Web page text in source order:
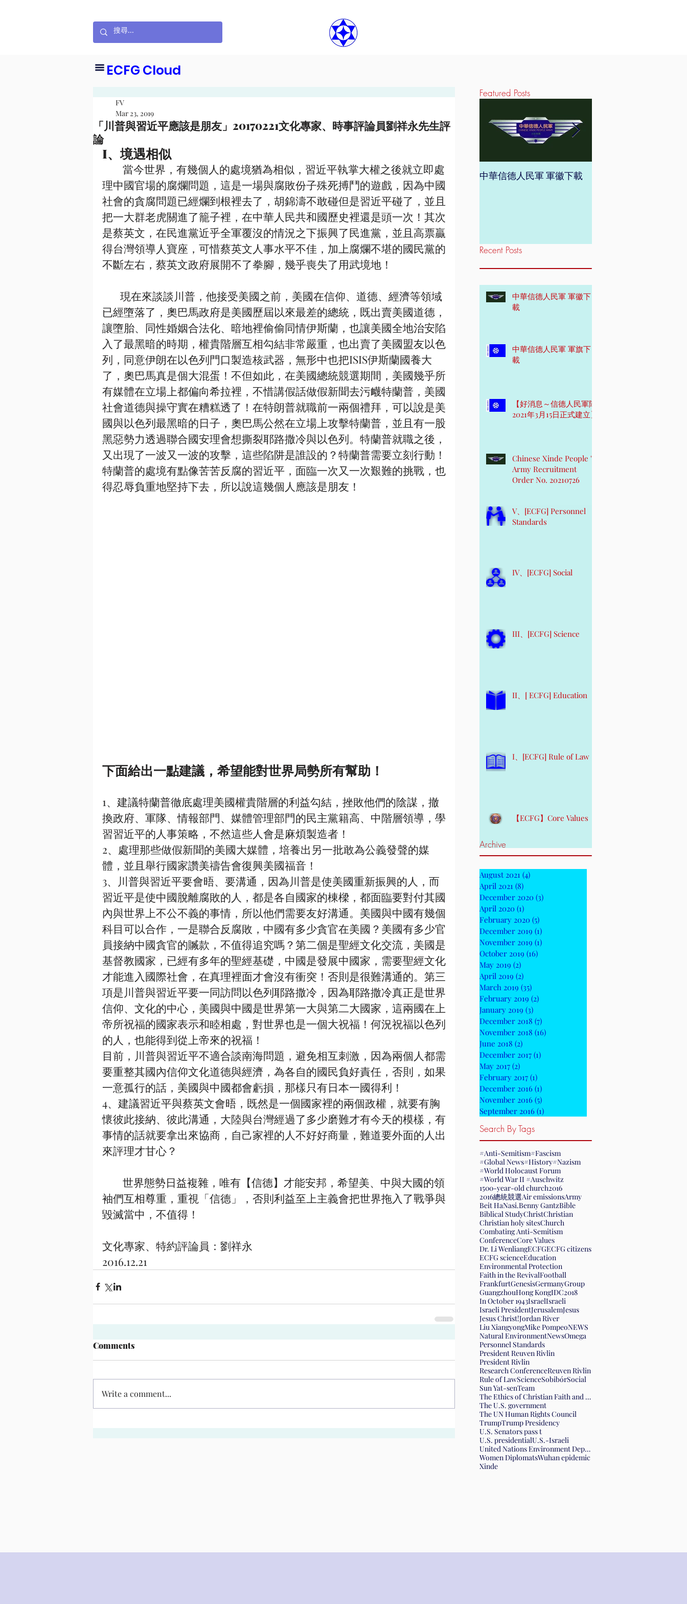
ECFG Cloud
Featured Posts
中華信德人民軍 軍徽下載
Recent Posts
中華信德人民軍 軍徽下
載
中華信德人民軍 軍旗下
載
【好消息～信德人民軍隊
2021年3月15日正式建立】
Chinese Xinde People 's
Army Recruitment
Order No. 20210726
V、[ECFG] Personnel
Standards
IV、[ECFG] Social
III、[ECFG] Science
II、[ ECFG] Education
I、[ECFG] Rule of Law
【ECFG】Core Values
Archive
August 2021 (4)
April 2021 (8)
December 2020 (3)
April 2020 (1)
February 2020 (5)
December 2019 (1)
November 2019 (1)
October 2019 (16)
May 2019 (2)
April 2019 (2)
March 2019 (35)
February 2019 (2)
January 2019 (3)
December 2018 (7)
November 2018 (16)
June 2018 (2)
December 2017 (1)
May 2017 (2)
February 2017 (1)
December 2016 (1)
November 2016 (5)
September 2016 (1)
Search By Tags
#Anti-Semitism#Fascism
#Global News#History#Nazism
#World Holocaust Forum
#World War II #Auschwitz
1500-year-old church2016
2016總統競選Air emissionsArmy
Beit HaNasi.Benny GantzBible
Biblical StudyChristChristian
Christian holy sitesChurch
Combating Anti-Semitism
ConferenceCore Values
Dr. Li WenliangECFGECFG citizens
ECFG scienceEducation
Environmental Protection
Faith in the RevivalFootball
FrankfurtGenesisGermanyGroup
GuangzhouHong KongIDC2018
In October 1943IsraelIsraeli
Israeli PresidentJerusalemJesus
Jesus Christ!Jordan River
Liu XiangyongMike PompeoNEWS
Natural EnvironmentNewsOmega
Personnel Standards
President Reuven Rivlin
President Rivlin
Research ConferenceReuven Rivlin
Rule of LawScienceSobibórSocial
Sun Yat-senTeam
The Ethics of Christian Faith and the Form of Government
The U.S. government
The UN Human Rights Council
TrumpTrump Presidency
U.S. Senators pass t
U.S. presidentialU.S.-Israeli
United Nations Environment Department
Women DiplomatsWuhan epidemic
Xinde
「川普與習近平應該是朋友」20170221文化專家、時事評論員劉祥永先生評
論
FV
Mar 23, 2019
I、境遇相似
理中國官場的腐爛問題，這是一場與腐敗份子殊死搏鬥的遊戲，因為中國
社會的貪腐問題已經爛到根裡去了，胡錦濤不敢碰但是習近平碰了，並且
把一大群老虎關進了籠子裡，在中華人民共和國歷史裡還是頭一次！其次
是蔡英文，在民進黨近乎全軍覆沒的情況之下振興了民進黨，並且高票贏
得台灣領導人寶座，可惜蔡英文人事水平不佳，加上腐爛不堪的國民黨的
不斷左右，蔡英文政府展開不了拳腳，幾乎喪失了用武境地！
已經墮落了，奧巴馬政府是美國歷屆以來最差的總統，既出賣美國道德，
讓墮胎、同性婚姻合法化、暗地裡偷偷同情伊斯蘭，也讓美國全地治安陷
入了最黑暗的時期，權貴階層互相勾結非常嚴重，也出賣了美國盟友以色
列，同意伊朗在以色列門口製造核武器，無形中也把ISIS伊斯蘭國養大
了，奧巴馬真是個大混蛋！不但如此，在美國總統競選期間，美國幾乎所
有媒體在立場上都偏向希拉裡，不惜講假話做假新聞去污衊特蘭普，美國
社會道德與操守實在糟糕透了！在特朗普就職前一兩個禮拜，可以說是美
國與以色列最黑暗的日子，奧巴馬公然在立場上攻擊特蘭普，並且有一股
黑惡勢力透過聯合國安理會想撕裂耶路撒冷與以色列。特蘭普就職之後，
又出現了一波又一波的攻擊，這些陷阱是誰設的？特蘭普需要立刻行動！
特蘭普的處境有點像苦苦反腐的習近平，面臨一次又一次艱難的挑戰，也
得忍辱負重地堅持下去，所以說這幾個人應該是朋友！
下面給出一點建議，希望能對世界局勢所有幫助！
1、建議特蘭普徹底處理美國權貴階層的利益勾結，挫敗他們的陰謀，撤
換政府、軍隊、情報部門、媒體管理部門的民主黨籍高、中階層領導，學
習習近平的人事策略，不然這些人會是麻煩製造者！
2、處理那些做假新聞的美國大媒體，培養出另一批敢為公義發聲的媒
體，並且舉行國家讚美禱告會復興美國福音！
3、川普與習近平要會晤、要溝通，因為川普是使美國重新振興的人，而
習近平是使中國脫離腐敗的人，都是各自國家的棟樑，都面臨要對付其國
內與世界上不公不義的事情，所以他們需要友好溝通。美國與中國有幾個
科目可以合作，一是聯合反腐敗，中國有多少貪官在美國？美國有多少官
員接納中國貪官的贓款，不值得追究嗎？第二個是聖經文化交流，美國是
基督教國家，已經有多年的聖經基礎，中國是發展中國家，需要聖經文化
才能進入國際社會，在真理裡面才會沒有衝突！否則是很難溝通的。第三
項是川普與習近平要一同訪問以色列耶路撒冷，因為耶路撒冷真正是世界
信仰、文化的中心，美國與中國是世界第一大與第二大國家，這兩國在上
帝所祝福的國家表示和睦相處，對世界也是一個大祝福！何況祝福以色列
的人，也能得到從上帝來的祝福！
目前，川普與習近平不適合談南海問題，避免相互刺激，因為兩個人都需
要重整其國內信仰文化道德與經濟，為各自的國民負好責任，否則，如果
一意孤行的話，美國與中國都會虧損，那樣只有日本一國得利！
4、建議習近平與蔡英文會晤，既然是一個國家裡的兩個政權，就要有胸
懷彼此接納、彼此溝通，大陸與台灣經過了多少磨難才有今天的模樣，有
事情的話就要拿出來協商，自己家裡的人不好好商量，難道要外面的人出
來評理才甘心？
袖們互相尊重，重視「信德」，否則利益至上主義會把世界拖入了戰爭與
毀滅當中，不值得！
文化專家、特約評論員：劉祥永
2016.12.21
Comments
Write a comment...